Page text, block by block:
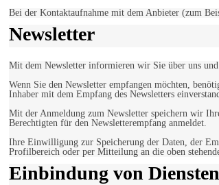
Bei der Kontaktaufnahme mit dem Anbieter (zum
Newsletter
Mit dem Newsletter informieren wir Sie über uns und
Wenn Sie den Newsletter empfangen möchten,
Inhaber mit dem Empfang des Newsletters
Mit der Anmeldung zum Newsletter speichern wir
Berechtigten für den Newsletterempfang anmeldet.
Ihre Einwilligung zur Speicherung der Daten, der
Profilbereich oder per Mitteilung an die oben
Einbindung von